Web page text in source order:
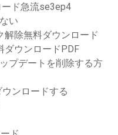
ード急流se3ep4
い
解除無料ダウンロード
ダウンロードPDF
プデートを削除する方
ンロードする